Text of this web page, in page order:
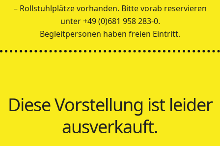
– Rollstuhlplätze vorhanden. Bitte vorab reservieren
unter +49 (0)681 958 283-0.
Begleitpersonen haben freien Eintritt.
Diese Vorstellung ist leider
ausverkauft.